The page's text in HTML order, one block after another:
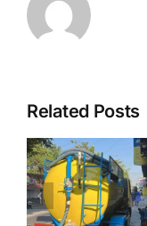
Related Posts